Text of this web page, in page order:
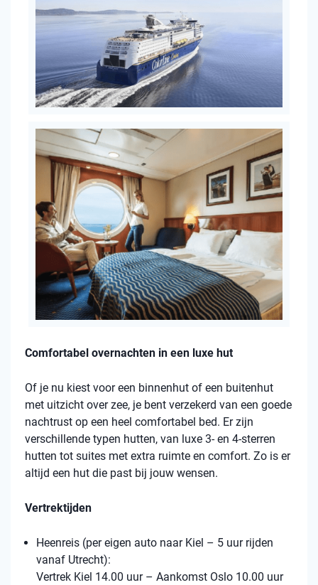
Comfortabel overnachten in een luxe hut
Of je nu kiest voor een binnenhut of een buitenhut
met uitzicht over zee, je bent verzekerd van een goede
nachtrust op een heel comfortabel bed. Er zijn
verschillende typen hutten, van luxe 3- en 4-sterren
hutten tot suites met extra ruimte en comfort. Zo is er
altijd een hut die past bij jouw wensen.
Vertrektijden
Heenreis (per eigen auto naar Kiel – 5 uur rijden
vanaf Utrecht):
Vertrek Kiel 14.00 uur – Aankomst Oslo 10.00 uur